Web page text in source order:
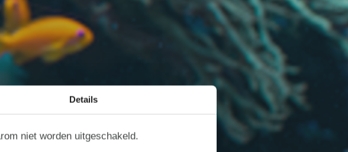
Details
niet worden uitgeschakeld.